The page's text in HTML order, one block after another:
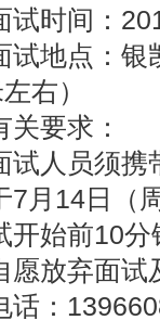
间：
点：银
右）
要求：
员须携
7月14日（
开始前10
愿放弃面试
：